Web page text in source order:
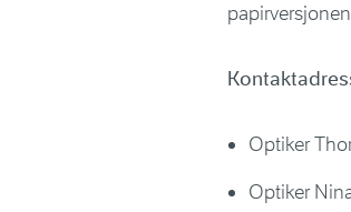
Optiker
Optiker